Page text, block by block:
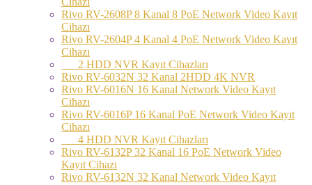
Rivo RV-2608P 8 Kanal 8 PoE Network Video Kayıt
Cihazı
Rivo RV-2604P 4 Kanal 4 PoE Network Video Kayıt
Cihazı
2 HDD NVR Kayıt Cihazları
Rivo RV-6032N 32 Kanal 2HDD 4K NVR
Rivo RV-6016N 16 Kanal Network Video Kayıt
Cihazı
Rivo RV-6016P 16 Kanal PoE Network Video Kayıt
Cihazı
4 HDD NVR Kayıt Cihazları
Rivo RV-6132P 32 Kanal 16 PoE Network Video
Kayıt Cihazı
Rivo RV-6132N 32 Kanal Network Video Kayıt